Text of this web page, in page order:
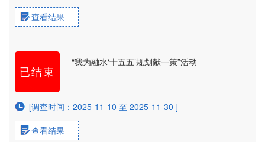
查看结果
已结束
“我为融水‘十五五’规划献一策”活动
[调查时间：2025-11-10 至 2025-11-30 ]
查看结果